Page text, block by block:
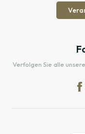
Verfolgen Sie alle